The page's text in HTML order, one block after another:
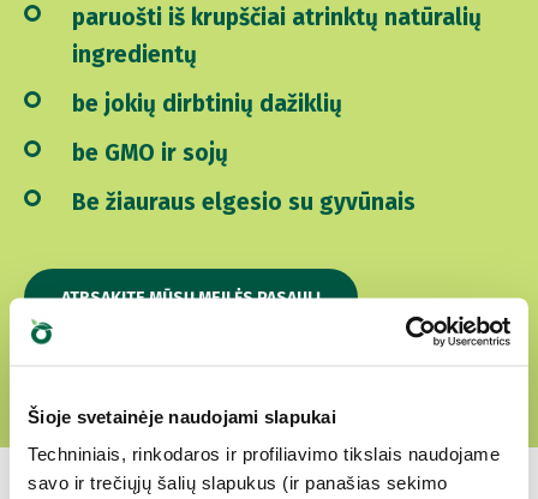
Šioje svetainėje naudojami slapukai
Techniniais, rinkodaros ir profiliavimo tikslais naudojame
savo ir trečiųjų šalių slapukus (ir panašias sekimo
paruošti iš krupščiai atrinktų natūralių
ingredientų
be jokių dirbtinių dažiklių
be GMO ir sojų
Be žiauraus elgesio su gyvūnais
ATRSAKITE MŪSŲ MEILĖS PASAULĮ